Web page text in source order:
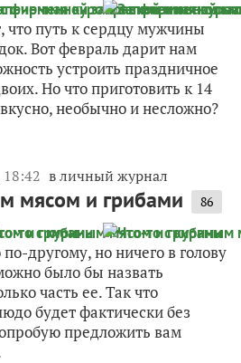
что путь к сердцу мужчины
Вот февраль дарит нам
устроить праздничное
Но что приготовить к 14
необычно и несложно?
18:42 в личный журнал
мясом и грибами 86
другому, но ничего в голову
было бы назвать
часть ее. Так что
будет фактически без
предложить вам